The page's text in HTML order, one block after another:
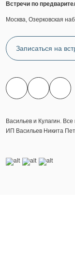
Встречи по
Москва, Озерковская
Записаться на
Васильев и Кулагин.
ИП Васильев Никита